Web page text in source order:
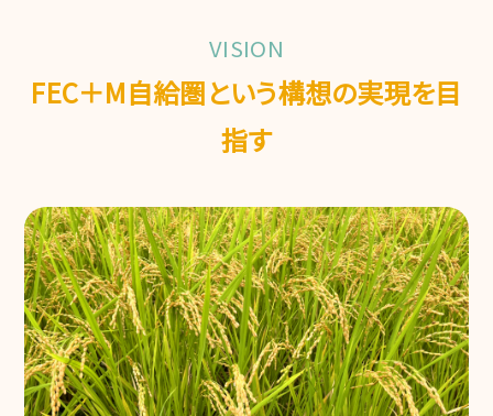
VISION
FEC＋M自給圏という構想の実現を目
指す